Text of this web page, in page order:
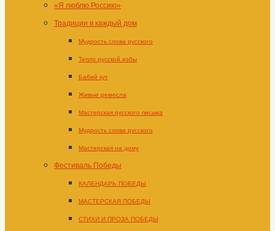
«Я люблю Россию»
Традиции в каждый дом
Мудрость слова русского
Тепло русской избы
Бабий кут
Живые ремесла
Мастерская русского письма
Мудрость слова русского
Мастерская на дому
Фестиваль Победы
КАЛЕНДАРЬ ПОБЕДЫ
МАСТЕРСКАЯ ПОБЕДЫ
СТИХИ И ПРОЗА ПОБЕДЫ